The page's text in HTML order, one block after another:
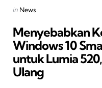
Categories
Posted
in News
Menyebabkan
Windows 10
untuk Lumia
Ulang